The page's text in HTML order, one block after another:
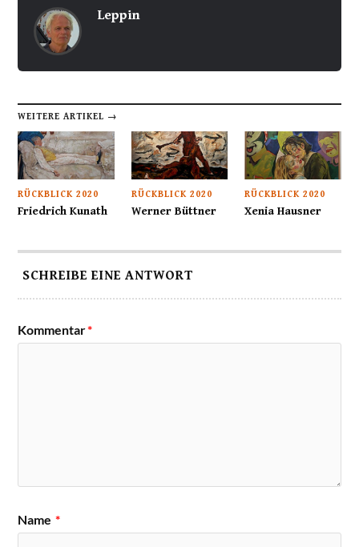
Leppin
WEITERE ARTIKEL →
RÜCKBLICK 2020
Friedrich Kunath
RÜCKBLICK 2020
Werner Büttner
RÜCKBLICK 2020
Xenia Hausner
SCHREIBE EINE ANTWORT
Kommentar*
Name *